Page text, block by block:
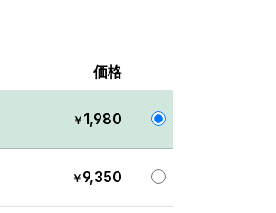
価格
￥ 1,980
￥ 9,350